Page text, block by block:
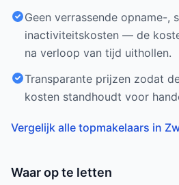
Geen verrassende opname-,
inactiviteitskosten — de
na verloop van tijd uithollen.
Transparante prijzen zodat
kosten standhoudt voor
Vergelijk alle topmakelaars in
Waar op te letten